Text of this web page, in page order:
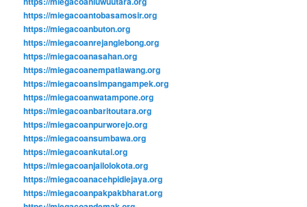
https://miegacoantobasamosir.org
https://miegacoanbuton.org
https://miegacoanrejanglebong.org
https://miegacoanasahan.org
https://miegacoanempatlawang.org
https://miegacoansimpangampek.org
https://miegacoanwatampone.org
https://miegacoanbaritoutara.org
https://miegacoanpurworejo.org
https://miegacoansumbawa.org
https://miegacoankutai.org
https://miegacoanjailolokota.org
https://miegacoanacehpidiejaya.org
https://miegacoanpakpakbharat.org